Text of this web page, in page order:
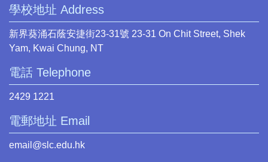
學校地址 Address
新界葵涌石蔭安捷街23-31號 23-31 On Chit Street, Shek
Yam, Kwai Chung, NT
電話 Telephone
2429 1221
電郵地址 Email
email@slc.edu.hk